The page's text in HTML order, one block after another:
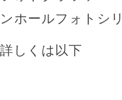
ンホールフォトシ
詳しくは以下